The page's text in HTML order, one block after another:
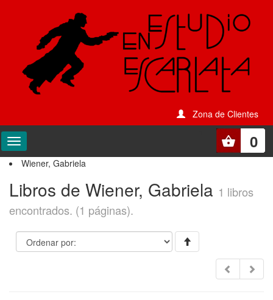
Zona de Clientes
0
Wiener, Gabriela
Libros de Wiener, Gabriela 1 libros
encontrados. (1 páginas).